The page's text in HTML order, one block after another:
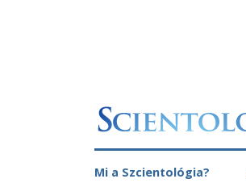
Mi a Szcientológia?